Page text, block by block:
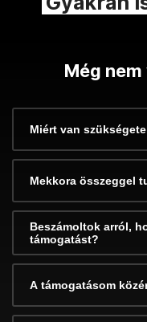
Még
Miért van
Mekkora összeggel
Beszámoltok arról,
támogatást?
A támogatásom